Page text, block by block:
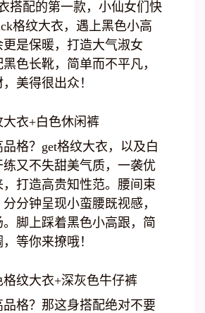
搭配的第一款，小仙女们快
格纹大衣，遇上黑色小高
是保暖，打造大气淑女
色长靴，简单而不平凡，
美得很出众！
衣+白色休闲裤
格？get格纹大衣，以及白
又不失甜美气质，一袭优
打造高贵知性范。腰间束
分钟呈现小蛮腰既视感，
脚上踩着黑色小高跟，简
等你来撩哦！
纹大衣+深灰色牛仔裤
格？那这身搭配绝对不要